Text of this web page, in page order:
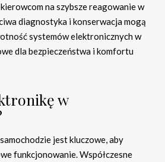
na szybsze reagowanie w
diagnostyka i konserwacja mogą
systemów elektronicznych w
dla bezpieczeństwa i komfortu
w
jest kluczowe, aby
funkcjonowanie. Współczesne